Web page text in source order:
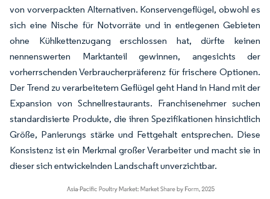
von vorverpackten Alternativen. Konservengeflügel, obwohl es
sich eine Nische für Notvorräte und in entlegenen Gebieten
ohne Kühlkettenzugang erschlossen hat, dürfte keinen
nennenswerten Marktanteil gewinnen, angesichts der
vorherrschenden Verbraucherpräferenz für frischere Optionen.
Der Trend zu verarbeitetem Geflügel geht Hand in Hand mit der
Expansion von Schnellrestaurants. Franchisenehmer suchen
standardisierte Produkte, die ihren Spezifikationen hinsichtlich
Größe, Panierungs stärke und Fettgehalt entsprechen. Diese
Konsistenz ist ein Merkmal großer Verarbeiter und macht sie in
dieser sich entwickelnden Landschaft unverzichtbar.